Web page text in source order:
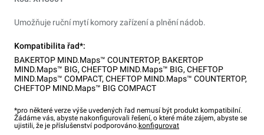
Umožňuje ruční mytí komory zařízení a plnění nádob.
Kompatibilita řad*:
BAKERTOP MIND.Maps™ COUNTERTOP, BAKERTOP
MIND.Maps™ BIG, CHEFTOP MIND.Maps™ BIG, CHEFTOP
MIND.Maps™ COMPACT, CHEFTOP MIND.Maps™ COUNTERTOP,
CHEFTOP MIND.Maps™ BIG COMPACT
*pro některé verze výše uvedených řad nemusí být produkt kompatibilní.
Žádáme vás, abyste nakonfigurovali řešení, o které máte zájem, abyste se
ujistili, že je příslušenství podporováno. konfigurovat